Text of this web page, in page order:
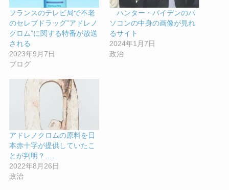
フランスのテレビ局で不老
のセレブドラッグ”アドレノ
クロム”に関する特番が放送
される
2023年9月7日
ブログ
ハンター・バイデンのパ
ソコンの中身の画像が見れ
るサイト
2024年1月7日
政治
アドレノクロムの原料を日
本赤十字が提供していたこ
とが判明？….
2022年8月26日
政治